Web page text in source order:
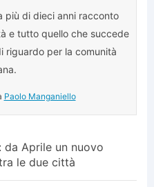
più di dieci anni racconto
e tutto quello che succede
riguardo per la comunità
Paolo Manganiello
da Aprile un nuovo
le due città